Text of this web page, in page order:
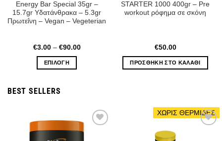
Energy Bar Special 35gr –
15.7gr Υδατάνθρακα – 5.3gr
Πρωτεΐνη – Vegan – Vegeterian
€3.00 – €90.00Price
ΕΠΙΛΟΓΉ
προϊόν
παραλλαγές.
Οι
STARTER 1000 400gr – Pre
workout ρόφημα σε σκόνη
€50.00
ΠΡΟΣΘΉΚΗ ΣΤΟ ΚΑΛΆΘΙ
BEST SELLERS
ΧΩΡΙΣ ΘΕΡΜΙΔΕΣ